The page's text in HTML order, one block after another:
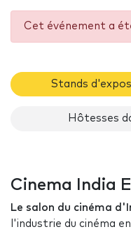
Cet événement a
Stands
Hôtesses
Cinema India
Le salon du cinéma
l'industrie du cinéma